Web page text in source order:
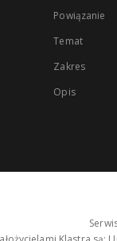
Powiązanie
Temat
Zakres
Opis